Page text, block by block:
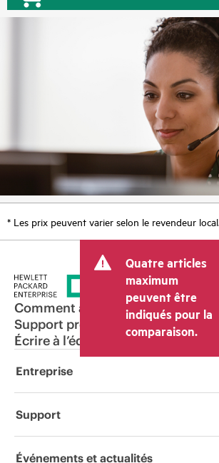
* Les prix peuvent varier selon le revendeur local.
Quatre articles
maximum
peuvent être
indiqués pour la
comparaison.
Comment acheter
Support produit
Écrire à l’équipe commerciale
Entreprise
À propos de HPE
Support
Services d’assistance opérationnelle (OSS)
Événements et actualités